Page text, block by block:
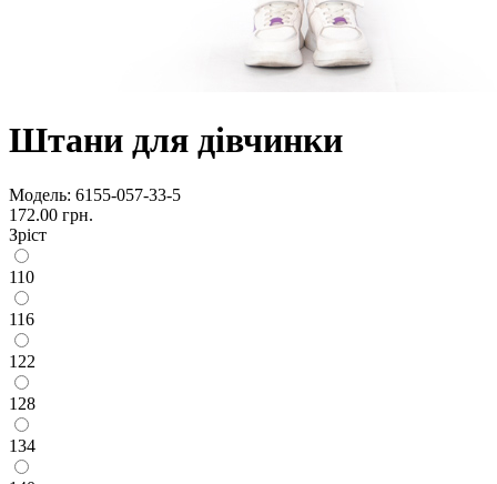
Штани для дівчинки
Модель: 6155-057-33-5
172.00 грн.
Зріст
110
116
122
128
134